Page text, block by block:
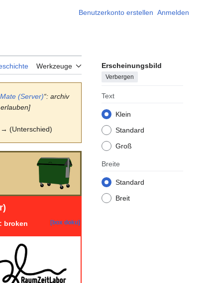
Benutzerkonto erstellen Anmelden
Werkzeuge Erscheinungsbild
Verbergen
Text
Klein
Standard
Groß
Breite
Standard
Breit
Mate (Server)“: archiv
→ (Unterschied)
broken [box doku]